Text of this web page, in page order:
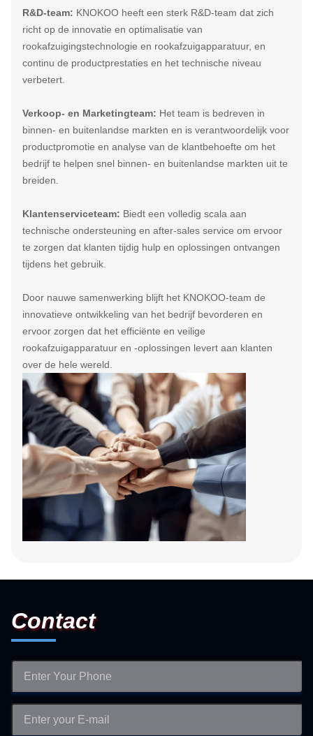
R&D-team: KNOKOO heeft een sterk R&D-team dat zich
richt op de innovatie en optimalisatie van
rookafzuigingstechnologie en rookafzuigapparatuur, en
continu de productprestaties en het technische niveau
verbetert.
Verkoop- en Marketingteam: Het team is bedreven in
binnen- en buitenlandse markten en is verantwoordelijk voor
productpromotie en analyse van de klantbehoefte om het
bedrijf te helpen snel binnen- en buitenlandse markten uit te
breiden.
Klantenserviceteam: Biedt een volledig scala aan
technische ondersteuning en after-sales service om ervoor
te zorgen dat klanten tijdig hulp en oplossingen ontvangen
tijdens het gebruik.
Door nauwe samenwerking blijft het KNOKOO-team de
innovatieve ontwikkeling van het bedrijf bevorderen en
ervoor zorgen dat het efficiënte en veilige
rookafzuigapparatuur en -oplossingen levert aan klanten
over de hele wereld.
Contact